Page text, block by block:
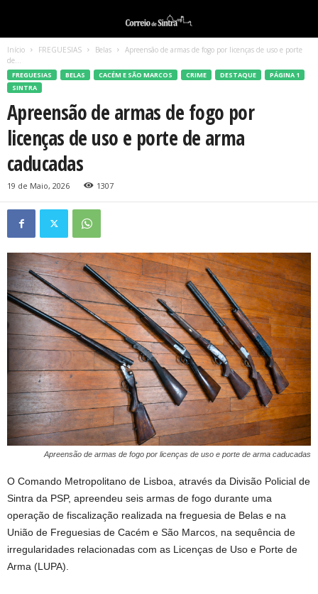
Início FREGUESIAS Belas
Apreensão de armas de fogo por licenças de uso e porte
de...
FREGUESIAS BELAS CACÉM E SÃO MARCOS CRIME DESTAQUE
PÁGINA 1
SINTRA
Apreensão de armas de fogo por
licenças de uso e porte de arma
caducadas
19 de Maio, 2026 1307
Apreensão de armas de fogo por licenças de uso e porte de arma caducadas
O Comando Metropolitano de Lisboa, através da Divisão Policial de
Sintra da PSP, apreendeu seis armas de fogo durante uma
operação de fiscalização realizada na freguesia de Belas e na
União de Freguesias de Cacém e São Marcos, na sequência de
irregularidades relacionadas com as Licenças de Uso e Porte de
Arma (LUPA).